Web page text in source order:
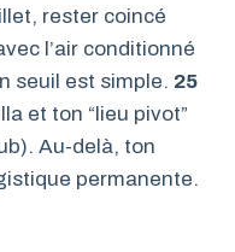
rester coincé
l’air conditionné
seuil est simple. 25
et ton “lieu pivot”
Au-delà, ton
permanente.